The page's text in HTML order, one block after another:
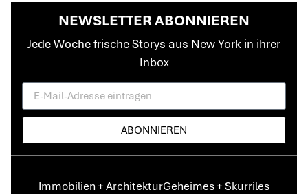
NEWSLETTER ABONNIEREN
Jede Woche frische Storys aus New York in ihrer
Inbox
ABONNIEREN
Immobilien + ArchitekturGeheimes + Skurriles